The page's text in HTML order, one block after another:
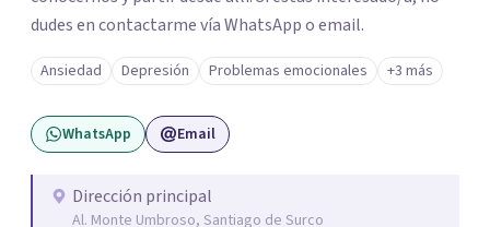
dudes en contactarme vía WhatsApp o email.
Ansiedad Depresión Problemas emocionales +3 más
WhatsApp Email
Dirección principal
Al. Monte Umbroso, Santiago de Surco